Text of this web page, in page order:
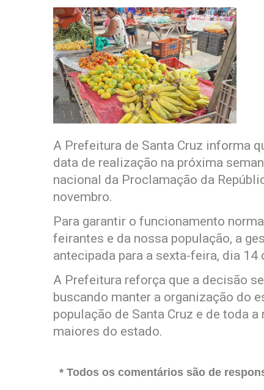
A Prefeitura de Santa Cruz informa
data de realização na próxima
nacional da Proclamação da
novembro.
Para garantir o funcionamento
feirantes e da nossa população, a
antecipada para a sexta-feira, dia 14
A Prefeitura reforça que a decisão
buscando manter a organização do
população de Santa Cruz e de toda
maiores do estado.
* Todos os comentários são de